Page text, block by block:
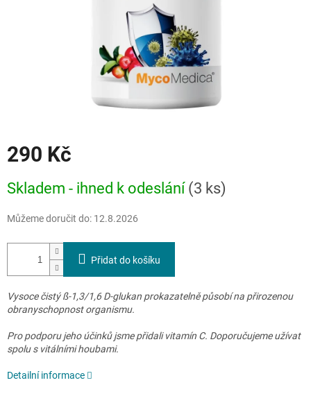
290 Kč
cena:
Skladem - ihned k odeslání (3 ks)
Můžeme doručit do: 12.8.2026
Přidat do košíku
Vysoce čistý ß-1,3/1,6 D-glukan prokazatelně působí na přirozenou
obranyschopnost organismu.
Pro podporu jeho účinků jsme přidali vitamín C. Doporučujeme užívat
spolu s vitálními houbami.
Detailní informace